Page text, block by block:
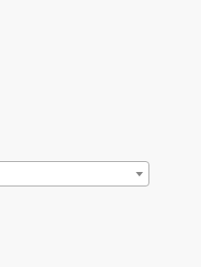
何奪命快？
活動 邀民眾
釋疑：搞懂4原則